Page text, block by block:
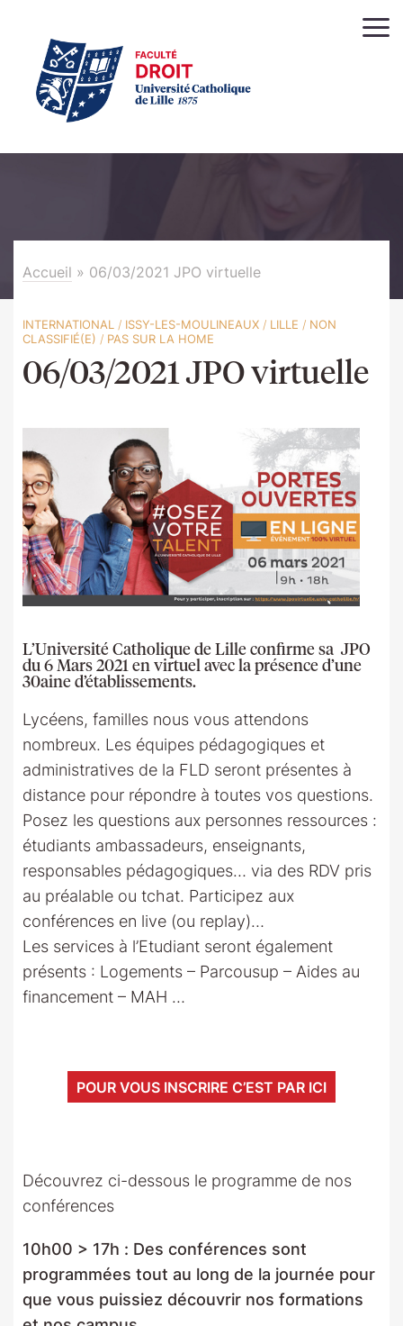
Accueil » 06/03/2021 JPO virtuelle
INTERNATIONAL / ISSY-LES-MOULINEAUX / LILLE / NON
CLASSIFIÉ(E) / PAS SUR LA HOME
06/03/2021 JPO virtuelle
L’Université Catholique de Lille confirme sa JPO
du 6 Mars 2021 en virtuel avec la présence d’une
30aine d’établissements.
Lycéens, familles nous vous attendons
nombreux. Les équipes pédagogiques et
administratives de la FLD seront présentes à
distance pour répondre à toutes vos questions.
Posez les questions aux personnes ressources :
étudiants ambassadeurs, enseignants,
responsables pédagogiques… via des RDV pris
au préalable ou tchat. Participez aux
conférences en live (ou replay)…
Les services à l’Etudiant seront également
présents : Logements – Parcousup – Aides au
financement – MAH …
POUR VOUS INSCRIRE C’EST PAR ICI
Découvrez ci-dessous le programme de nos
conférences
10h00 > 17h : Des conférences sont
programmées tout au long de la journée pour
que vous puissiez découvrir nos formations